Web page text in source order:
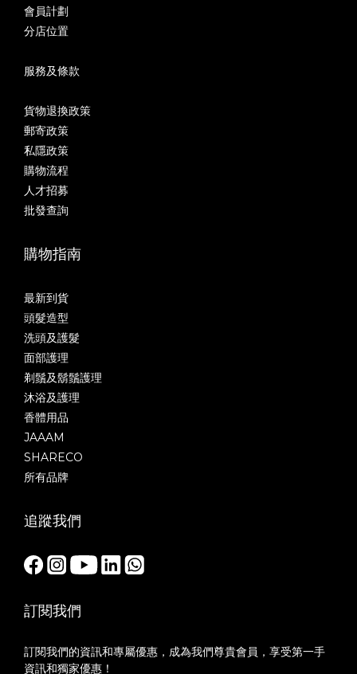
會員計劃
分店位置
服務及條款
貨物退換政策
郵寄政策
私隱政策
購物流程
人才招募
批發查詢
購物指南
最新到貨
頭髮造型
洗頭及護髮
面部護理
剃鬚及鬍鬚護理
沐浴及護理
香體用品
JAAAM
SHARECO
所有品牌
追蹤我們
訂閱我們
訂閱我們的資訊和專屬優惠，成為我們尊貴會員，享受第一手
資訊和獨家優惠！